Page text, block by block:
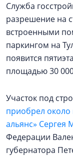
Служба
разрешение на
встроенными
паркингом на
появится
площадью 30
Участок под
приобрел около
альянс» Сергея
Федерации
губернатора